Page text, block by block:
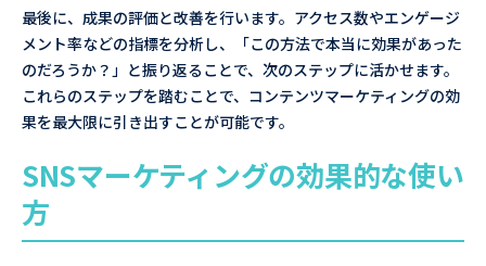
最後に、成果の評価と改善を行います。アクセス数やエンゲージ
メント率などの指標を分析し、「この方法で本当に効果があった
のだろうか？」と振り返ることで、次のステップに活かせます。
これらのステップを踏むことで、コンテンツマーケティングの効
果を最大限に引き出すことが可能です。
SNSマーケティングの効果的な使い
方